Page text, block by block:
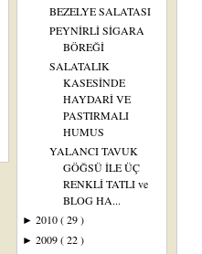
BEZELYE SALATASI
PEYNİRLİ SİGARA
BÖREĞİ
SALATALIK
KASESİNDE
HAYDARİ VE
PASTIRMALI
HUMUS
YALANCI TAVUK
GÖĞSÜ İLE ÜÇ
RENKLİ TATLI ve
BLOG HA...
► 2010( 29 )
► 2009( 22 )